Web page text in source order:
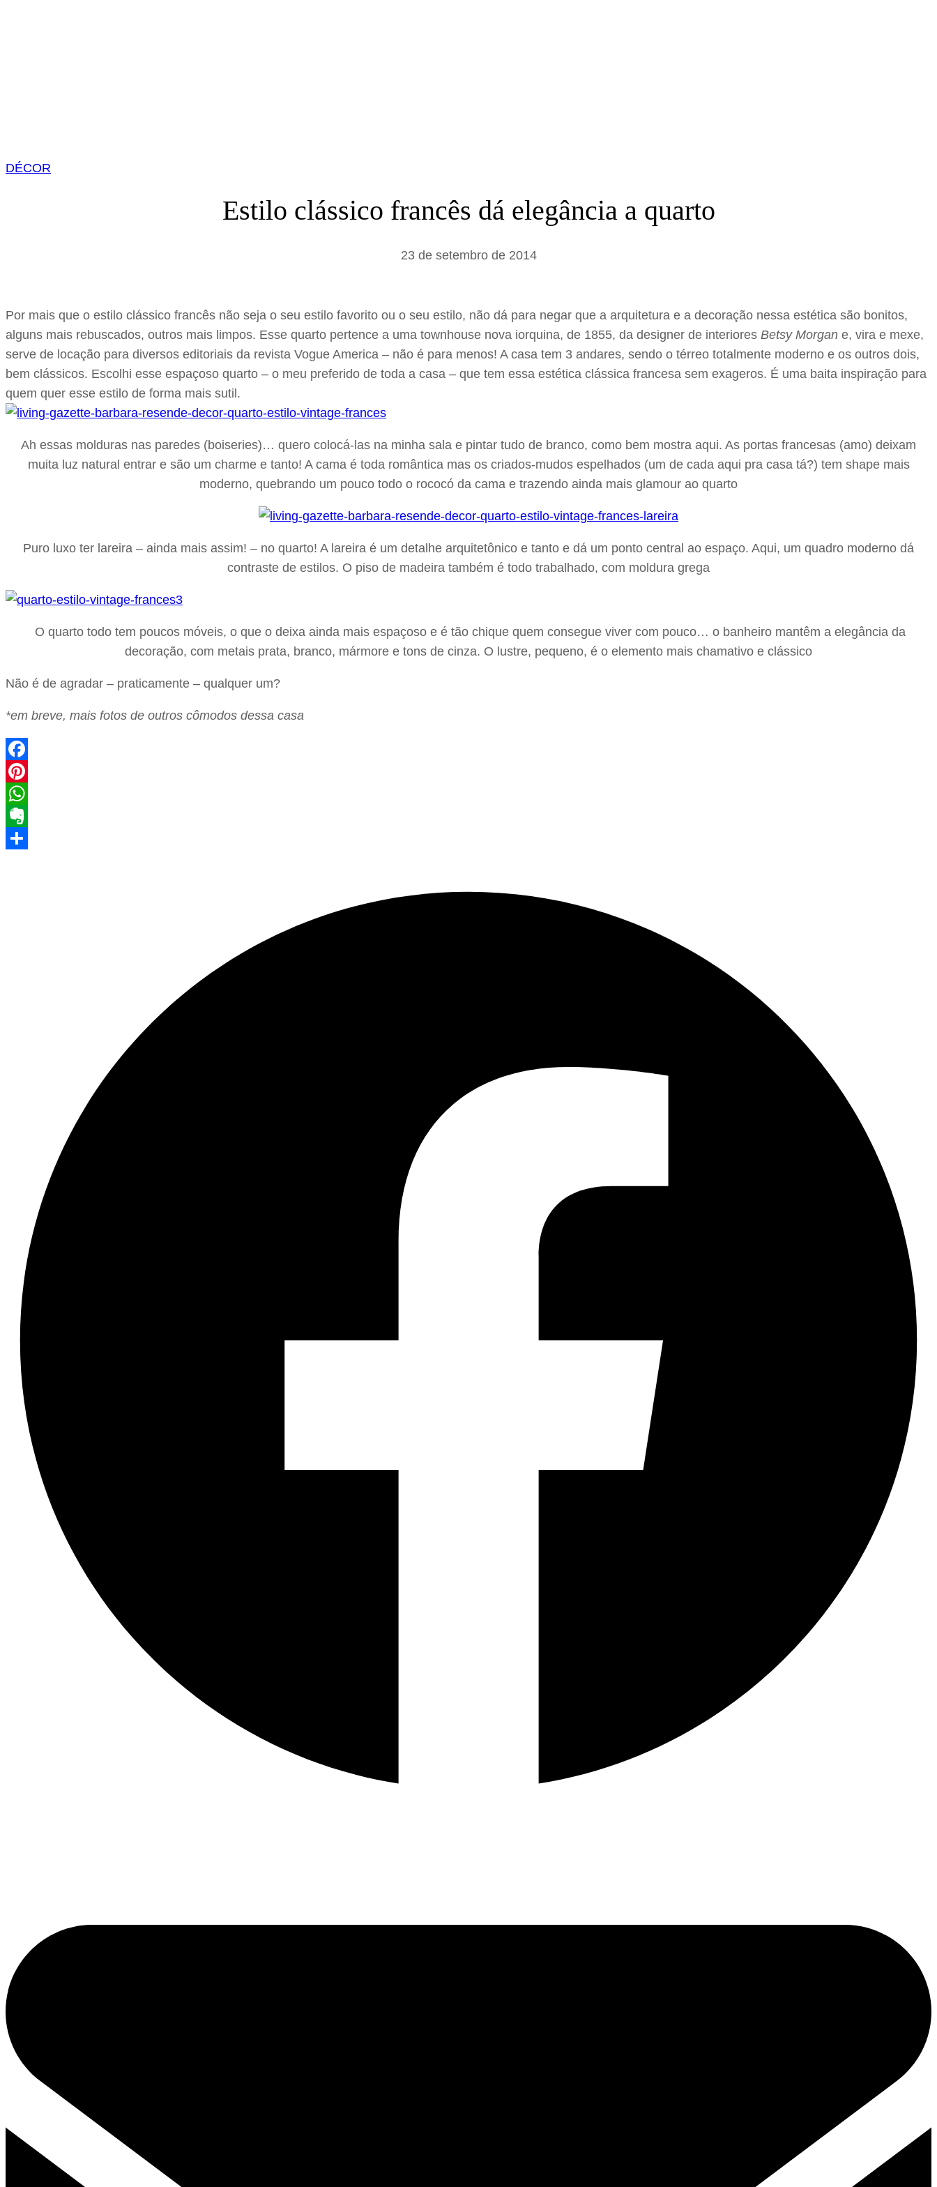
DÉCOR
Estilo clássico francês dá elegância a quarto
23 de setembro de 2014
Por mais que o estilo clássico francês não seja o seu estilo favorito ou o seu estilo, não dá para negar que a arquitetura e a decoração nessa estética são bonitos,
alguns mais rebuscados, outros mais limpos. Esse quarto pertence a uma townhouse nova iorquina, de 1855, da designer de interiores Betsy Morgan e, vira e mexe,
serve de locação para diversos editoriais da revista Vogue America – não é para menos! A casa tem 3 andares, sendo o térreo totalmente moderno e os outros dois,
bem clássicos. Escolhi esse espaçoso quarto – o meu preferido de toda a casa – que tem essa estética clássica francesa sem exageros. É uma baita inspiração para
quem quer esse estilo de forma mais sutil.
Ah essas molduras nas paredes (boiseries)… quero colocá-las na minha sala e pintar tudo de branco, como bem mostra aqui. As portas francesas (amo) deixam
muita luz natural entrar e são um charme e tanto! A cama é toda romântica mas os criados-mudos espelhados (um de cada aqui pra casa tá?) tem shape mais
moderno, quebrando um pouco todo o rococó da cama e trazendo ainda mais glamour ao quarto
Puro luxo ter lareira – ainda mais assim! – no quarto! A lareira é um detalhe arquitetônico e tanto e dá um ponto central ao espaço. Aqui, um quadro moderno dá
contraste de estilos. O piso de madeira também é todo trabalhado, com moldura grega
O quarto todo tem poucos móveis, o que o deixa ainda mais espaçoso e é tão chique quem consegue viver com pouco… o banheiro mantêm a elegância da
decoração, com metais prata, branco, mármore e tons de cinza. O lustre, pequeno, é o elemento mais chamativo e clássico
Não é de agradar – praticamente – qualquer um?
*em breve, mais fotos de outros cômodos dessa casa
Facebook
Pinterest
WhatsApp
Evernote